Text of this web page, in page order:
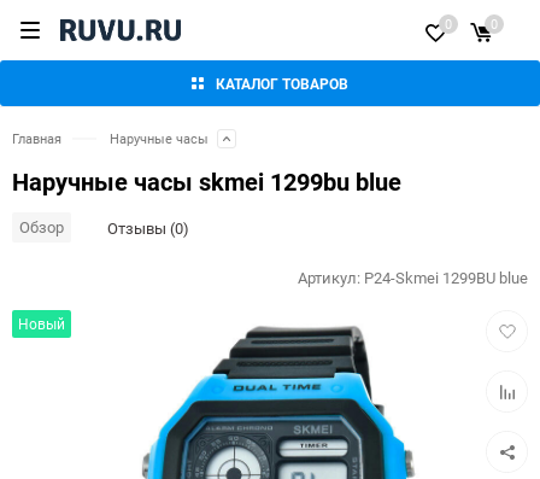
КАТАЛОГ ТОВАРОВ
0 0
Главная Наручные часы
Наручные часы skmei 1299bu blue
Обзор Отзывы (0)
Новый
Артикул: P24-Skmei 1299BU blue